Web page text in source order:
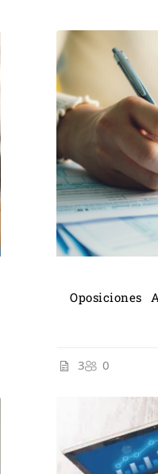
Oposiciones
3 0